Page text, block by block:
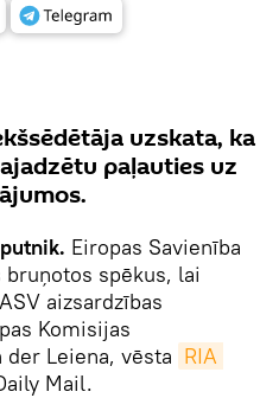
uzskata, ka
paļauties uz
Eiropas Savienība
spēkus, lai
aizsardzības
Komisijas
Leiena, vēsta RIA
Mail.